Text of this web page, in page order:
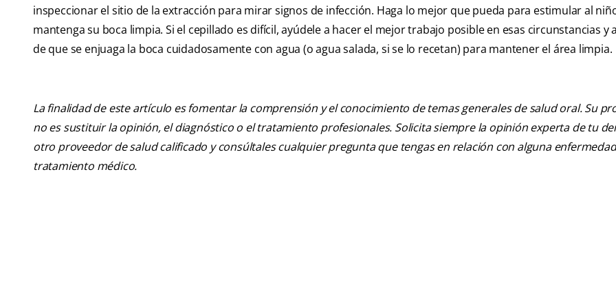
inspeccionar el sitio de la extracción para mirar signos de infección. Haga lo mejor que pueda para estimular al
mantenga su boca limpia. Si el cepillado es difícil, ayúdele a hacer el mejor trabajo posible en esas circunstancias y
de que se enjuaga la boca cuidadosamente con agua (o agua salada, si se lo recetan) para mantener el área limpia.
La finalidad de este artículo es fomentar la comprensión y el conocimiento de temas generales de salud oral. Su
no es sustituir la opinión, el diagnóstico o el tratamiento profesionales. Solicita siempre la opinión experta de tu
otro proveedor de salud calificado y consúltales cualquier pregunta que tengas en relación con alguna
tratamiento médico.